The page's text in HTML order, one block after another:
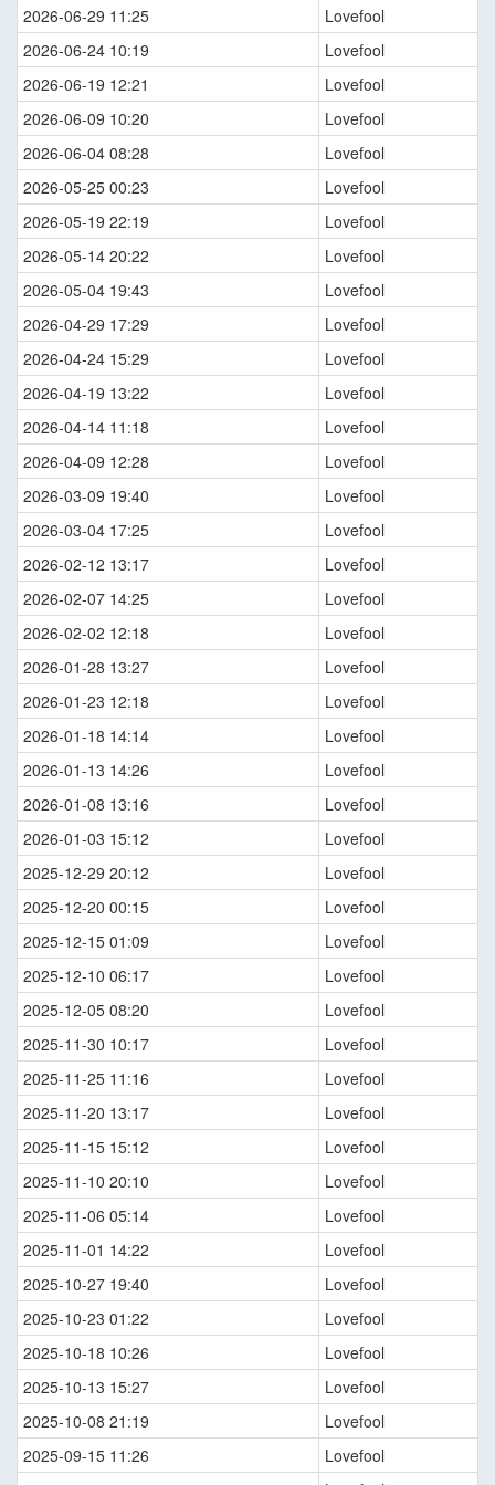
2026-06-29 11:25
Lovefool
2026-06-24 10:19
Lovefool
2026-06-19 12:21
Lovefool
2026-06-09 10:20
Lovefool
2026-06-04 08:28
Lovefool
2026-05-25 00:23
Lovefool
2026-05-19 22:19
Lovefool
2026-05-14 20:22
Lovefool
2026-05-04 19:43
Lovefool
2026-04-29 17:29
Lovefool
2026-04-24 15:29
Lovefool
2026-04-19 13:22
Lovefool
2026-04-14 11:18
Lovefool
2026-04-09 12:28
Lovefool
2026-03-09 19:40
Lovefool
2026-03-04 17:25
Lovefool
2026-02-12 13:17
Lovefool
2026-02-07 14:25
Lovefool
2026-02-02 12:18
Lovefool
2026-01-28 13:27
Lovefool
2026-01-23 12:18
Lovefool
2026-01-18 14:14
Lovefool
2026-01-13 14:26
Lovefool
2026-01-08 13:16
Lovefool
2026-01-03 15:12
Lovefool
2025-12-29 20:12
Lovefool
2025-12-20 00:15
Lovefool
2025-12-15 01:09
Lovefool
2025-12-10 06:17
Lovefool
2025-12-05 08:20
Lovefool
2025-11-30 10:17
Lovefool
2025-11-25 11:16
Lovefool
2025-11-20 13:17
Lovefool
2025-11-15 15:12
Lovefool
2025-11-10 20:10
Lovefool
2025-11-06 05:14
Lovefool
2025-11-01 14:22
Lovefool
2025-10-27 19:40
Lovefool
2025-10-23 01:22
Lovefool
2025-10-18 10:26
Lovefool
2025-10-13 15:27
Lovefool
2025-10-08 21:19
Lovefool
2025-09-15 11:26
Lovefool